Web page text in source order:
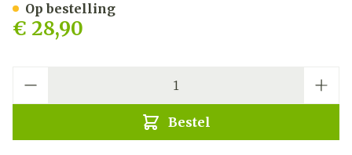
€ 28,90
Bestel
Op bestelling